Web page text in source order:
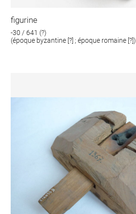
figurine
-30 / 641 (?)
(époque byzantine [?] ; époque romaine [?])